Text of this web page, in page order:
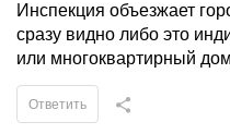
Инспекция объезжает
сразу видно либо это
или многоквартирный
Ответить